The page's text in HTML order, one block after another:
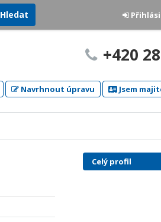
Hledat
+420
Navrhnout úpravu Jsem
Celý profil